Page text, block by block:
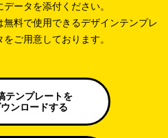
ータを添付ください。
料で使用できるデザインテンプレ
ご用意しております。
テンプレートを
ンロードする